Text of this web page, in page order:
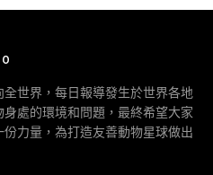
世界，每日報導發生於世界各地
處的環境和問題，最終希望大家
力量，為打造友善動物星球做出